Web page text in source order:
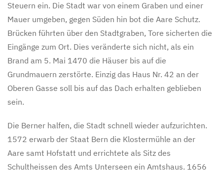
Steuern ein. Die Stadt war von einem Graben und einer
Mauer umgeben, gegen Süden hin bot die Aare Schutz.
Brücken führten über den Stadtgraben, Tore sicherten die
Eingänge zum Ort. Dies veränderte sich nicht, als ein
Brand am 5. Mai 1470 die Häuser bis auf die
Grundmauern zerstörte. Einzig das Haus Nr. 42 an der
Oberen Gasse soll bis auf das Dach erhalten geblieben
sein.
Die Berner halfen, die Stadt schnell wieder aufzurichten.
1572 erwarb der Staat Bern die Klostermühle an der
Aare samt Hofstatt und errichtete als Sitz des
Schultheissen des Amts Unterseen ein Amtshaus. 1656